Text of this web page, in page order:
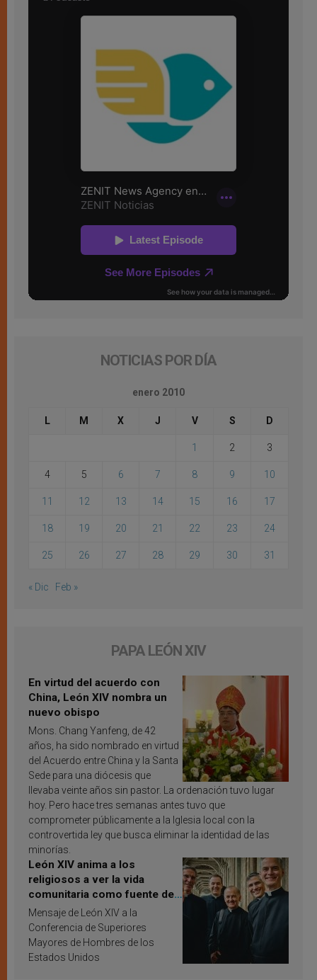
NOTICIAS POR DÍA
enero 2010
L M X J V S D
1 2 3
4 5 6 7 8 9 10
11 12 13 14 15 16 17
18 19 20 21 22 23 24
25 26 27 28 29 30 31
« Dic Feb »
PAPA LEÓN XIV
En virtud del acuerdo con
China, León XIV nombra un
nuevo obispo
Mons. Chang Yanfeng, de 42
años, ha sido nombrado en virtud
del Acuerdo entre China y la Santa
Sede para una diócesis que
llevaba veinte años sin pastor. La ordenación tuvo lugar
hoy. Pero hace tres semanas antes tuvo que
comprometer públicamente a la Iglesia local con la
controvertida ley que busca eliminar la identidad de las
minorías.
León XIV anima a los
religiosos a ver la vida
comunitaria como fuente de
inspiración y santificación
Mensaje de León XIV a la
Conferencia de Superiores
Mayores de Hombres de los
Estados Unidos